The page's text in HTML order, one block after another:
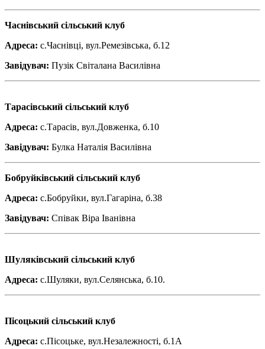
Часнівський сільський клуб
Адреса: с.Часнівці, вул.Ремезівська, б.12
Завідувач: Пузік Світалана Василівна
Тарасівський сільський клуб
Адреса: с.Тарасів, вул.Довженка, б.10
Завідувач: Булка Наталія Василівна
Бобруйківський сільський клуб
Адреса: с.Бобруйки, вул.Гагаріна, б.38
Завідувач: Співак Віра Іванівна
Шуляківський сільський клуб
Адреса: с.Шуляки, вул.Селянська, б.10.
Пісоцький сільський клуб
Адреса: с.Пісоцьке, вул.Незалежності, б.1А